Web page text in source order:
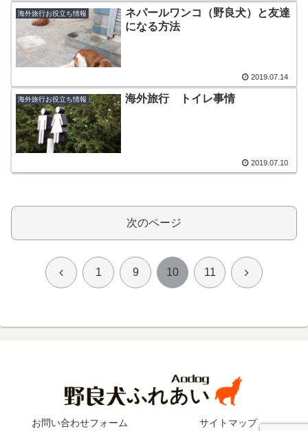
海外旅行お役立ち情報
ネパールワンコ（野良犬）と友達
になる方法
2019.07.14
海外旅行お役立ち情報 海外旅行 トイレ事情
2019.07.10
次のページ
前 1 9 10 11 次
お問い合わせフォーム サイトマップ